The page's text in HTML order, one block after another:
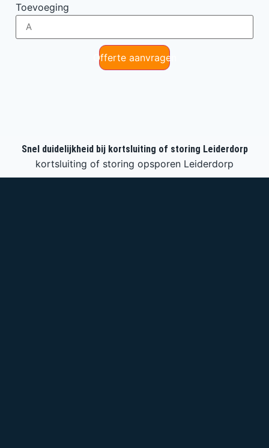
Toevoeging
Offerte aanvragen
Snel duidelijkheid bij kortsluiting of storing Leiderdorp
kortsluiting of storing opsporen Leiderdorp